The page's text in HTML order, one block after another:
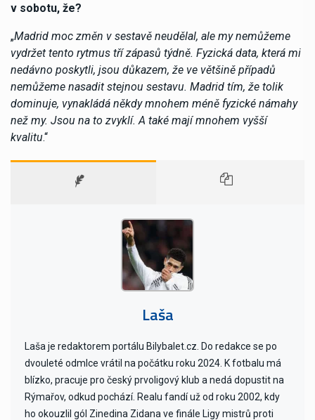
v sobotu, že?
„Madrid moc změn v sestavě neudělal, ale my nemůžeme
vydržet tento rytmus tří zápasů týdně. Fyzická data, která mi
nedávno poskytli, jsou důkazem, že ve většině případů
nemůžeme nasadit stejnou sestavu. Madrid tím, že tolik
dominuje, vynakládá někdy mnohem méně fyzické námahy
než my. Jsou na to zvyklí. A také mají mnohem vyšší
kvalitu.“
Laša
Laša je redaktorem portálu Bilybalet.cz. Do redakce se po
dvouleté odmlce vrátil na počátku roku 2024. K fotbalu má
blízko, pracuje pro český prvoligový klub a nedá dopustit na
Rýmařov, odkud pochází. Realu fandí už od roku 2002, kdy
ho okouzlil gól Zinedina Zidana ve finále Ligy mistrů proti